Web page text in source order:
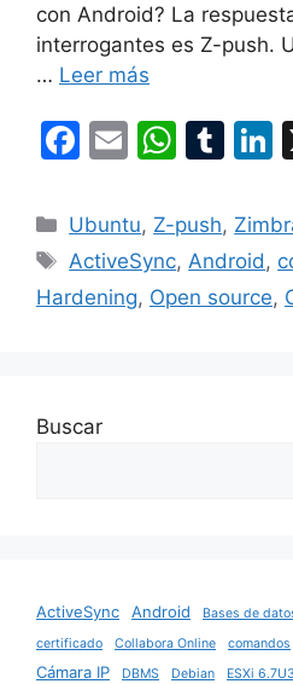
con Android? La
interrogantes es Z-push.
… Leer más
F
c
e
b
k
E
ai
l
W
at
s
A
T
m
bl
r
k
Categorías
Ubuntu, Z-push,
Etiquetas
ActiveSync,Android,
Hardening, Open source,
Buscar
ActiveSync Android Bases de
certificado Collabora Online comandos
Cámara IP DBMS Debian ESXi 6.7U3